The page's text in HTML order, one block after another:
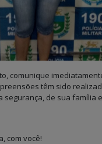
comunique
têm sido
de sua família
com você!